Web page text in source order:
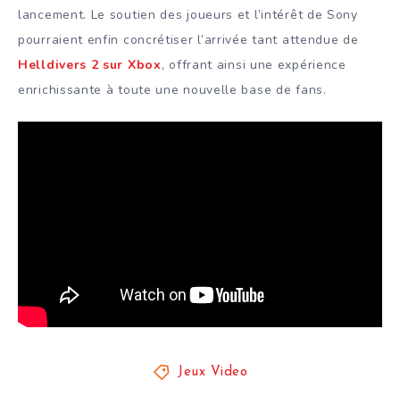
lancement. Le soutien des joueurs et l’intérêt de Sony
pourraient enfin concrétiser l’arrivée tant attendue de
Helldivers 2 sur Xbox, offrant ainsi une expérience
enrichissante à toute une nouvelle base de fans.
Jeux Video